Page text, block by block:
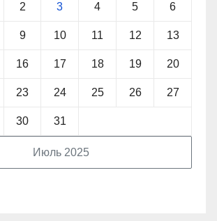
Июль 2025
2 3 4 5 6
9 10 11 12 13
16 17 18 19 20
23 24 25 26 27
30 31